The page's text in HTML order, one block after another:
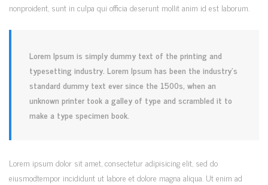
nonproident, sunt in culpa qui officia deserunt mollit anim id est laborum.
Lorem Ipsum is simply dummy text of the printing and
typesetting industry. Lorem Ipsum has been the industry’s
standard dummy text ever since the 1500s, when an
unknown printer took a galley of type and scrambled it to
make a type specimen book.
Lorem ipsum dolor sit amet, consectetur adipisicing elit, sed do
eiusmodtempor incididunt ut labore et dolore magna aliqua. Ut enim ad